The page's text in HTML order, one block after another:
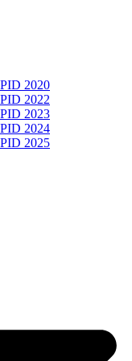
2020
2022
2023
2024
2025